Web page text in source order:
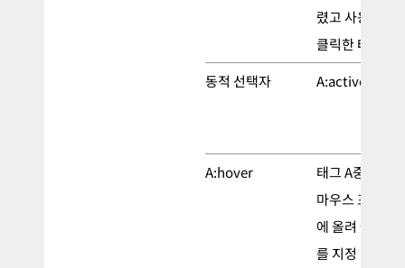
렸고 사용자가
클릭한 태그를
동적 선택자
A:active
A:hover
태그 A중 사용
마우스 포인터
에 올려 놓은 태
를 지정